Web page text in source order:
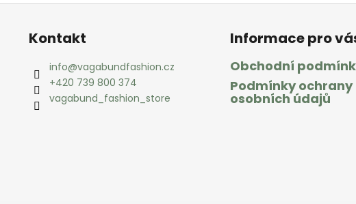
Kontakt
info@vagabundfashion.cz
+420 739 800 374
vagabund_fashion_store
Informace pro
Obchodní
Podmínky ochrany
osobních údajů